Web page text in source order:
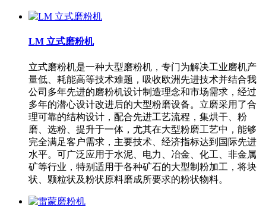
LM 立式磨粉机
立式磨粉机是一种大型磨粉机，专门为解决工业磨机产
量低、耗能高等技术难题，吸收欧洲先进技术并结合我
公司多年先进的磨粉机设计制造理念和市场需求，经过
多年的潜心设计改进后的大型粉磨设备。立磨采用了合
理可靠的结构设计，配合先进工艺流程，集烘干、粉
磨、选粉、提升于一体，尤其在大型粉磨工艺中，能够
完全满足客户需求，主要技术、经济指标达到国际先进
水平。可广泛应用于水泥、电力、冶金、化工、非金属
矿等行业，特别适用于各种矿石的大型制粉加工，将块
状、颗粒状及粉状原料磨成所要求的粉状物料。